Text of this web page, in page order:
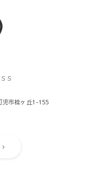
市桂ヶ丘1-155